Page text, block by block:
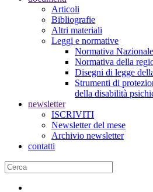
Articoli
Bibliografie
Altri materiali
Leggi e normative
Normativa
Normativa della
Disegni di legge
Strumenti di
della disabilità
newsletter
ISCRIVITI
Newsletter del mese
Archivio newsletter
contatti